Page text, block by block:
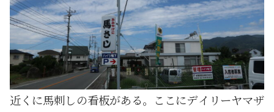
近くに馬刺しの看板がある。ここにデイリーヤマザ